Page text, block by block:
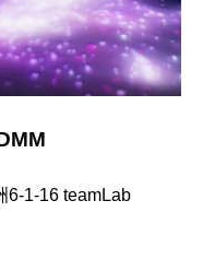
6-1-16 teamLab